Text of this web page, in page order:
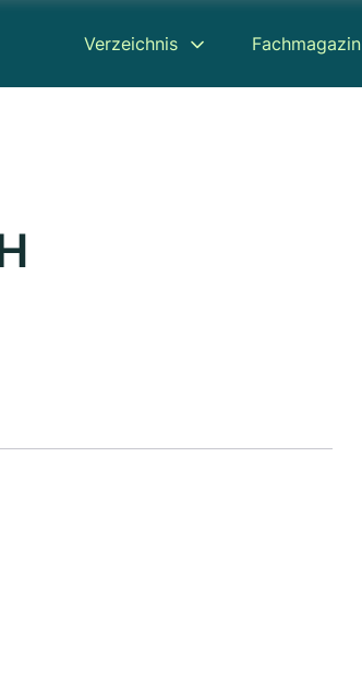
Verzeichnis Fachmagazin